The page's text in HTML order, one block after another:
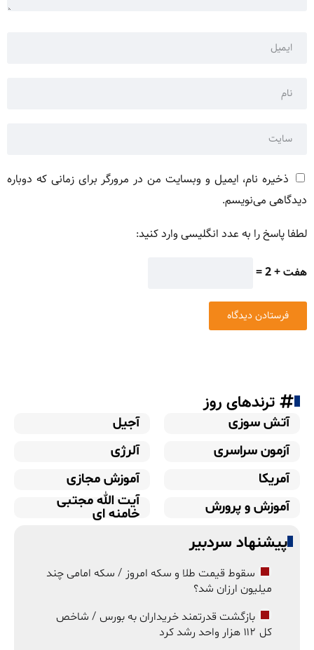
ذخیره نام، ایمیل و وبسایت من در مرورگر برای زمانی که دوباره
دیدگاهی می‌نویسم.
لطفا پاسخ را به عدد انگلیسی وارد کنید:
هفت + 2 =
ترندهای روز
آتش سوزی
آجیل
آزمون سراسری
آلرژی
آمریکا
آموزش مجازی
آموزش و پرورش
آیت الله مجتبی
خامنه ای
پیشنهاد سردبیر
سقوط قیمت طلا و سکه امروز / سکه امامی چند
میلیون ارزان شد؟
بازگشت قدرتمند خریداران به بورس / شاخص
کل ۱۱۲ هزار واحد رشد کرد